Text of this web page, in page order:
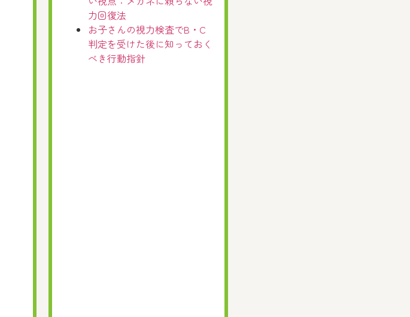
力回復法
お子さんの視力検査でB・C
判定を受けた後に知っておく
べき行動指針